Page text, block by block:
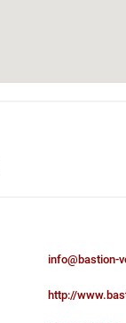
info@bastion-
http://